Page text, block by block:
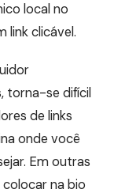
local no
link clicável.
torna-se difícil
de links
onde você
Em outras
na bio